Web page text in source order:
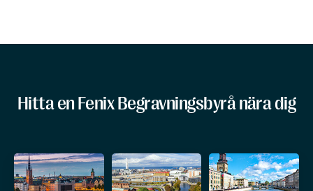
Hitta en Fenix Begravningsbyrå nära dig